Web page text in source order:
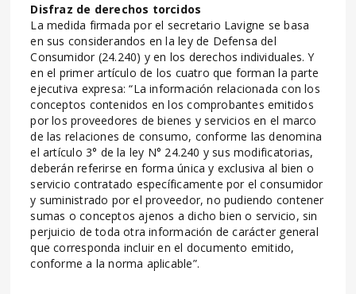
Disfraz de derechos torcidos
La medida firmada por el secretario Lavigne se basa
en sus considerandos en la ley de Defensa del
Consumidor (24.240) y en los derechos individuales. Y
en el primer artículo de los cuatro que forman la parte
ejecutiva expresa: “La información relacionada con los
conceptos contenidos en los comprobantes emitidos
por los proveedores de bienes y servicios en el marco
de las relaciones de consumo, conforme las denomina
el artículo 3° de la ley N° 24.240 y sus modificatorias,
deberán referirse en forma única y exclusiva al bien o
servicio contratado específicamente por el consumidor
y suministrado por el proveedor, no pudiendo contener
sumas o conceptos ajenos a dicho bien o servicio, sin
perjuicio de toda otra información de carácter general
que corresponda incluir en el documento emitido,
conforme a la norma aplicable”.